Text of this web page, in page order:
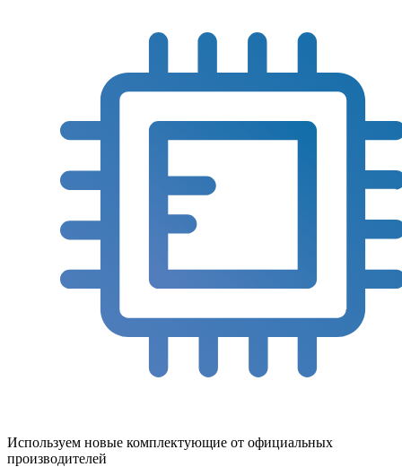
Используем новые комплектующие от официальных
производителей